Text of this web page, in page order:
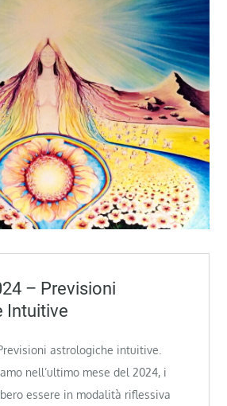
– Previsioni
Intuitive
astrologiche intuitive.
nell’ultimo mese del 2024, i
essere in modalità riflessiva